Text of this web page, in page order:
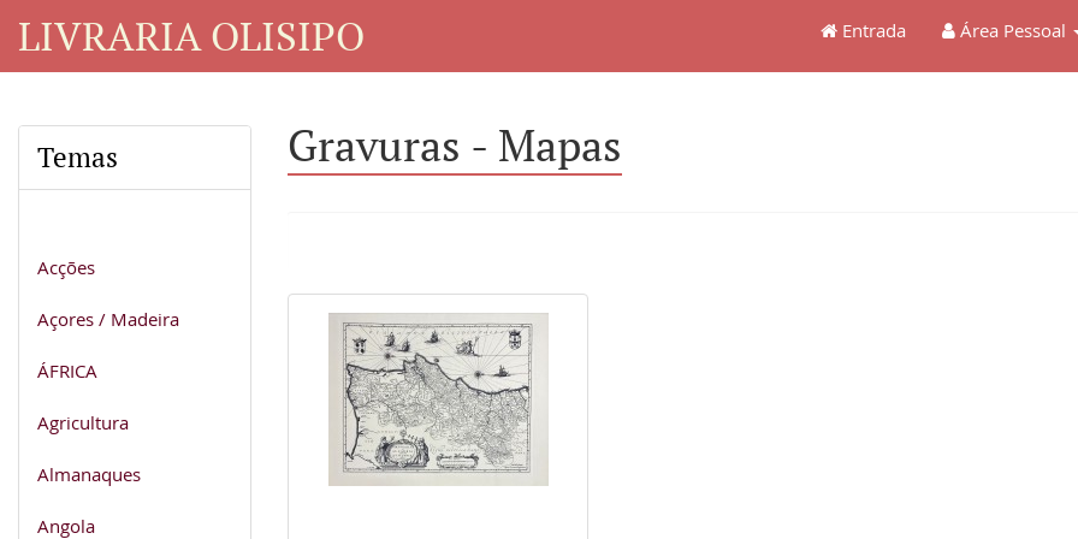
LIVRARIA OLISIPO Entrada Área Pessoal
Temas
Acções
Açores / Madeira
ÁFRICA
Agricultura
Almanaques
Angola
Gravuras - Mapas